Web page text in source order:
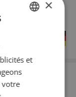
×
et
votre